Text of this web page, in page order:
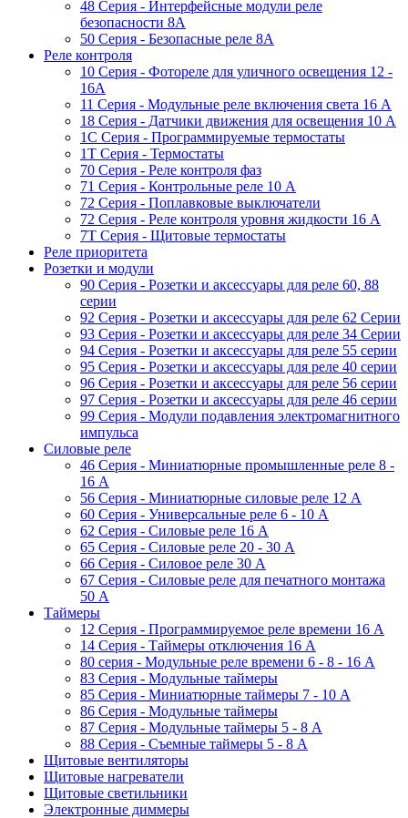
48 Серия - Интерфейсные модули реле
безопасности 8А
50 Серия - Безопасные реле 8А
Реле контроля
10 Серия - Фотореле для уличного освещения 12 -
16A
11 Серия - Модульные реле включения света 16 A
18 Серия - Датчики движения для освещения 10 A
1C Серия - Программируемые термостаты
1Т Серия - Термостаты
70 Серия - Реле контроля фаз
71 Серия - Контрольные реле 10 A
72 Серия - Поплавковые выключатели
72 Серия - Реле контроля уровня жидкости 16 А
7T Серия - Щитовые термостаты
Реле приоритета
Розетки и модули
90 Серия - Розетки и аксессуары для реле 60, 88
cерии
92 Серия - Розетки и аксессуары для реле 62 Серии
93 Серия - Розетки и аксессуары для реле 34 Серии
94 Серия - Розетки и аксессуары для реле 55 серии
95 Серия - Розетки и аксессуары для реле 40 серии
96 Серия - Розетки и аксессуары для реле 56 cерии
97 Серия - Розетки и аксессуары для реле 46 cерии
99 Серия - Модули подавления электромагнитного
импульса
Силовые реле
46 Серия - Миниатюрные промышленные реле 8 -
16 A
56 Серия - Миниатюрные силовые реле 12 A
60 Серия - Универсальные реле 6 - 10 A
62 Серия - Силовые реле 16 A
65 Серия - Силовые реле 20 - 30 A
66 Серия - Силовое реле 30 A
67 Серия - Силовые реле для печатного монтажа
50 А
Таймеры
12 Серия - Программируемое реле времени 16 A
14 Серия - Таймеры отключения 16 A
80 серия - Модульные реле времени 6 - 8 - 16 A
83 Серия - Модульные таймеры
85 Серия - Миниатюрные таймеры 7 - 10 A
86 Серия - Модульные таймеры
87 Серия - Модульные таймеры 5 - 8 А
88 Серия - Съемные таймеры 5 - 8 A
Щитовые вентиляторы
Щитовые нагреватели
Щитовые светильники
Электронные диммеры